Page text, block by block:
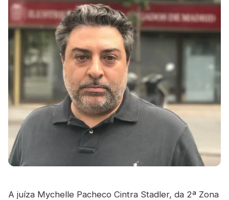
A juíza Mychelle Pacheco Cintra Stadler, da 2ª Zona